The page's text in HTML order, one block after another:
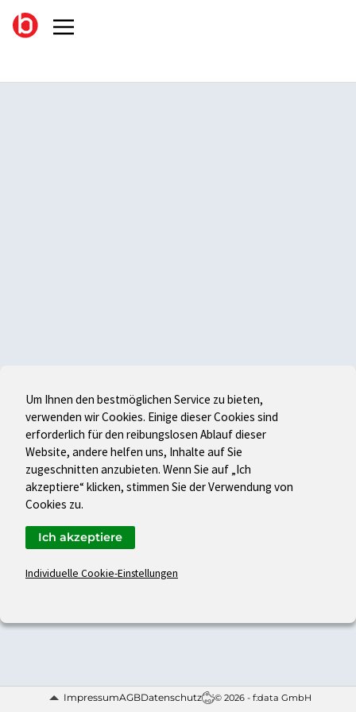
ImpressumAGBDatenschutz © 2026 - f:data GmbH
Um Ihnen den bestmöglichen Service zu bieten,
verwenden wir Cookies. Einige dieser Cookies sind
erforderlich für den reibungslosen Ablauf dieser
Website, andere helfen uns, Inhalte auf Sie
zugeschnitten anzubieten. Wenn Sie auf „Ich
akzeptiere“ klicken, stimmen Sie der Verwendung von
Cookies zu.
Individuelle Cookie-Einstellungen
Ich akzeptiere